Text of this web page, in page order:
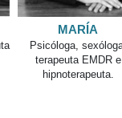
MARÍA M.
Psicóloga
sexóloga y
neuropsicóloga